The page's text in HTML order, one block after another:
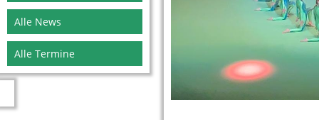
Alle News
Alle Termine